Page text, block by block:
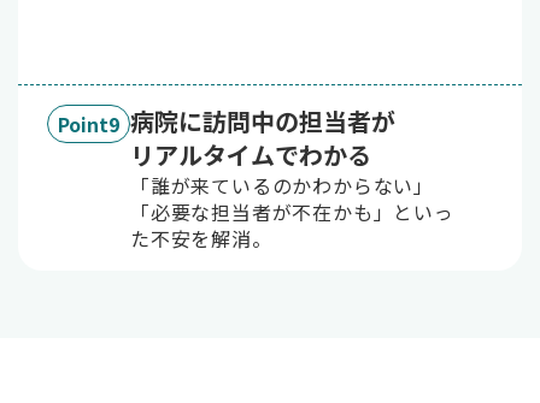
Point9 病院に訪問中の担当者が
リアルタイムでわかる
「誰が来ているのかわからない」
「必要な担当者が不在かも」といっ
た不安を解消。